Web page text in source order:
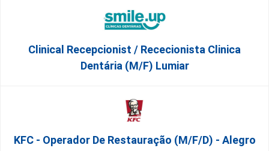
Clinical Recepcionist / Rececionista Clinica
Dentária (M/F) Lumiar
KFC - Operador De Restauração (m/f/d) - Alegro